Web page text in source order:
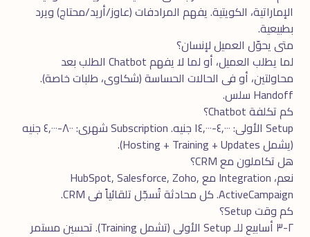
الإماراتية، الكويتية. يفهم المرادفات (عاوز/أريد/محتاج) ويرد
بطبيعية.
متى يحوّل العميل لإنسان؟
لما يطلب العميل، أو لما لا يفهم Chatbot الطلب بعد
محاولتين، أو فى الحالات الحساسة (شكاوى، طلبات خاصة).
Handoff سلس.
كم تكلفة Chatbot؟
Setup الأولى: ٤,٠٠٠-١٤,٠٠٠ جنيه. Subscription شهرى: ٨٠٠-٤,٠٠٠ جنيه
(يشمل Hosting + Training + Updates).
هل تكاملون مع CRM؟
نعم، Integration مع HubSpot, Salesforce, Zoho,
ActiveCampaign. كل محادثة تُسجّل تلقائياً فى CRM.
كم وقت Setup؟
٢-٣ أسابيع للـ Setup الأولى (تشمل Training). تحسين مستمر